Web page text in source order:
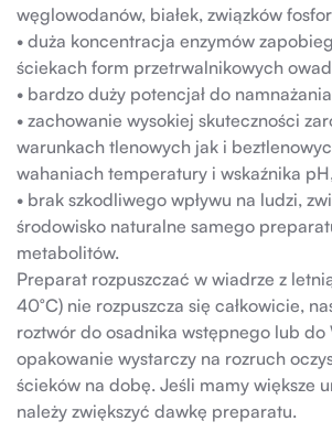
węglowodanów, białek, związków
• duża koncentracja enzymów
ściekach form przetrwalnikowych
• bardzo duży potencjał do
• zachowanie wysokiej skuteczności
warunkach tlenowych jak i
wahaniach temperatury i wskaźnika
• brak szkodliwego wpływu na ludzi,
środowisko naturalne samego
metabolitów.
Preparat rozpuszczać w wiadrze z
40°C) nie rozpuszcza się całkowicie,
roztwór do osadnika wstępnego lub do
opakowanie wystarczy na rozruch
ścieków na dobę. Jeśli mamy większe
należy zwiększyć dawkę preparatu.